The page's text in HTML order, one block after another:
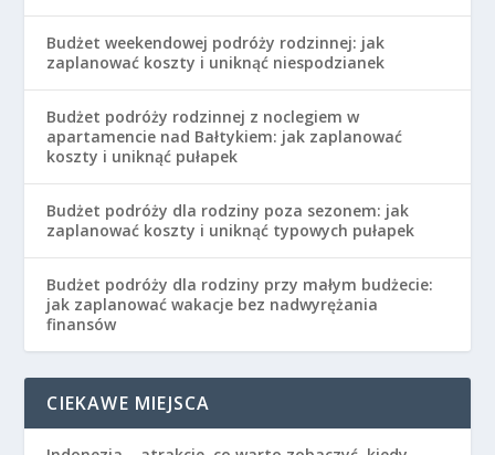
Budżet weekendowej podróży rodzinnej: jak
zaplanować koszty i uniknąć niespodzianek
Budżet podróży rodzinnej z noclegiem w
apartamencie nad Bałtykiem: jak zaplanować
koszty i uniknąć pułapek
Budżet podróży dla rodziny poza sezonem: jak
zaplanować koszty i uniknąć typowych pułapek
Budżet podróży dla rodziny przy małym budżecie:
jak zaplanować wakacje bez nadwyrężania
finansów
CIEKAWE MIEJSCA